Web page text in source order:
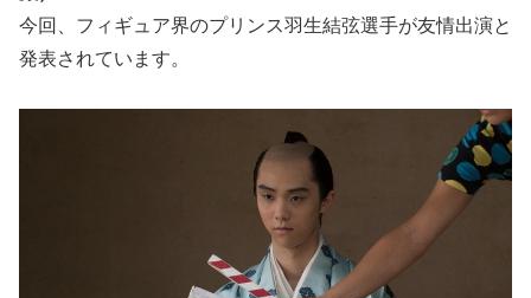
今回、フィギュア界のプリンス羽生結弦選手が友情出演と
発表されています。